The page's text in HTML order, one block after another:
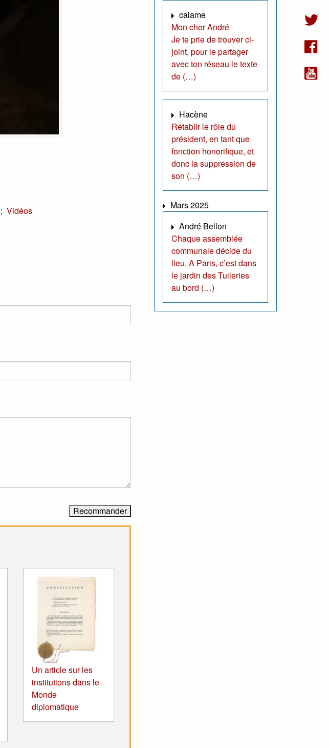
; Vidéos
Un article sur les
institutions dans le
Monde
diplomatique
calame
Mon cher André
Je te prie de trouver ci-
joint, pour le partager
avec ton réseau le texte
de (…)
Hacène
Rétablir le rôle du
président, en tant que
fonction honorifique, et
donc la suppression de
son (…)
Mars 2025
André Bellon
Chaque assemblée
communale décide du
lieu. A Paris, c’est dans
le jardin des Tuileries
au bord (…)